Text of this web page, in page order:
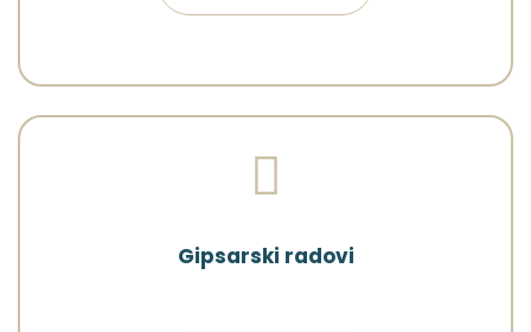
Gipsarski radovi